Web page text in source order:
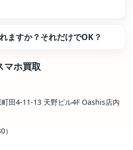
ますか？それだけでOK？
ホ買取
田4-11-13 天野ビル4F Oashis店内